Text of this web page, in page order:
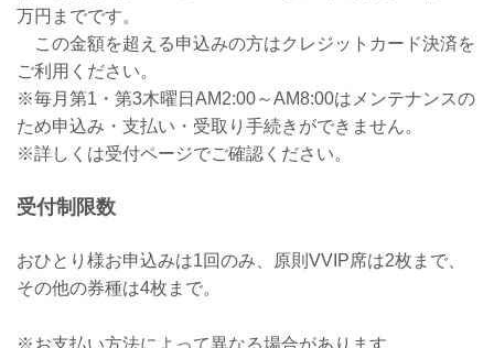
万円までです。
この金額を超える申込みの方はクレジットカード決済を
ご利用ください。
※毎月第1・第3木曜日AM2:00～AM8:00はメンテナンスの
ため申込み・支払い・受取り手続きができません。
※詳しくは受付ページでご確認ください。
受付制限数
おひとり様お申込みは1回のみ、原則VVIP席は2枚まで、
その他の券種は4枚まで。
※お支払い方法によって異なる場合があります。